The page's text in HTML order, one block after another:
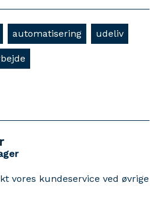
automatisering udeliv
vores kundeservice ved øvrige